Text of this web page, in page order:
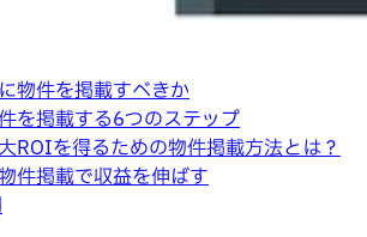
物件を掲載すべきか
を掲載する6つのステップ
ROIを得るための物件掲載方法とは？
件掲載で収益を伸ばす